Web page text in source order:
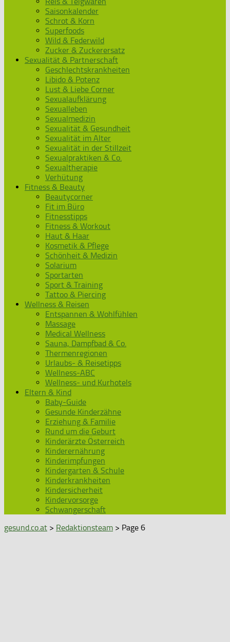
Saisonkalender
Schrot & Korn
Superfoods
Wild & Federwild
Zucker & Zuckerersatz
Sexualität & Partnerschaft
Geschlechtskrankheiten
Libido & Potenz
Lust & Liebe Corner
Sexualaufklärung
Sexualleben
Sexualmedizin
Sexualität & Gesundheit
Sexualität im Alter
Sexualität in der Stillzeit
Sexualpraktiken & Co.
Sexualtherapie
Verhütung
Fitness & Beauty
Beautycorner
Fit im Büro
Fitnesstipps
Fitness & Workout
Haut & Haar
Kosmetik & Pflege
Schönheit & Medizin
Solarium
Sportarten
Sport & Training
Tattoo & Piercing
Wellness & Reisen
Entspannen & Wohlfühlen
Massage
Medical Wellness
Sauna, Dampfbad & Co.
Thermenregionen
Urlaubs- & Reisetipps
Wellness-ABC
Wellness- und Kurhotels
Eltern & Kind
Baby-Guide
Gesunde Kinderzähne
Erziehung & Familie
Rund um die Geburt
Kinderärzte Österreich
Kinderernährung
Kinderimpfungen
Kindergarten & Schule
Kinderkrankheiten
Kindersicherheit
Kindervorsorge
Schwangerschaft
gesund.co.at > Redaktionsteam > Page 6